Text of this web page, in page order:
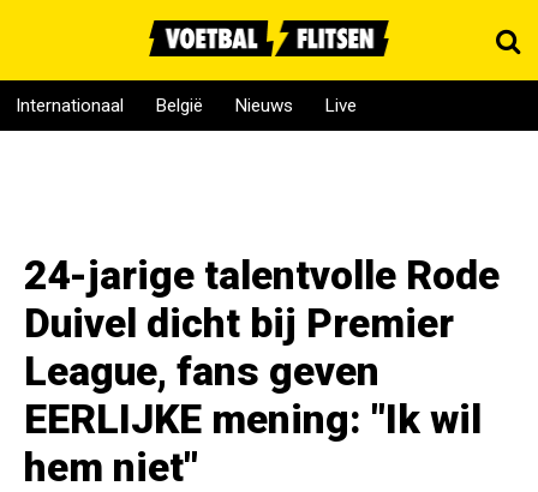
Internationaal België Nieuws Live
24-jarige talentvolle Rode
Duivel dicht bij Premier
League, fans geven
EERLIJKE mening: "Ik wil
hem niet"